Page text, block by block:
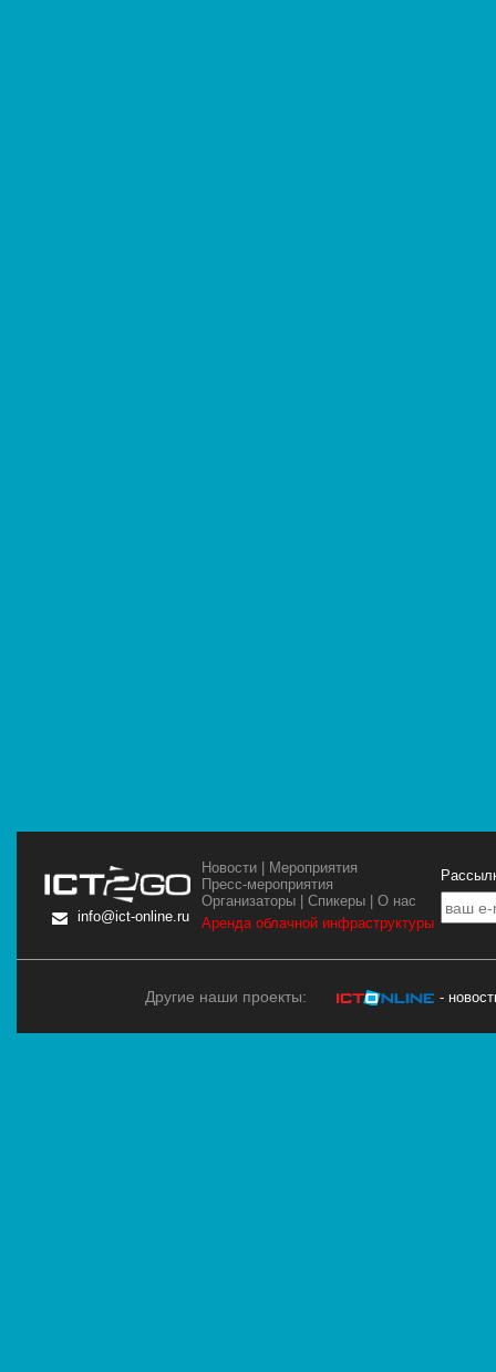
info@ict-online.ru
Новости
Мероприятия
Пресс-мероприятия
Организаторы |Спикеры |О нас
Аренда облачной инфраструктуры
Другие наши проекты: -